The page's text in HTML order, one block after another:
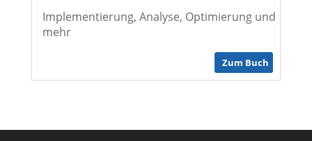
Implementierung, Analyse, Optimierung und
mehr
Zum Buch